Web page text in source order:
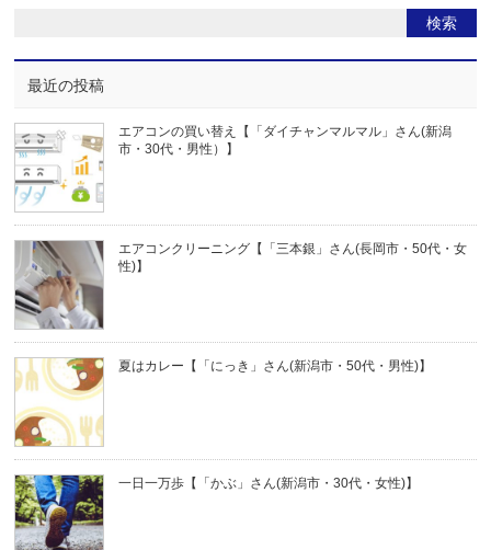
最近の投稿
エアコンの買い替え【「ダイチャンマルマル」さん(新潟
市・30代・男性）】
エアコンクリーニング【「三本銀」さん(長岡市・50代・女
性)】
夏はカレー【「にっき」さん(新潟市・50代・男性)】
一日一万歩【「かぶ」さん(新潟市・30代・女性)】